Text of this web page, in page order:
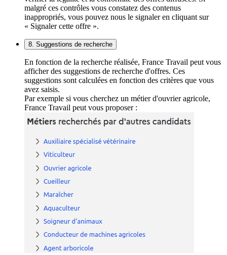
malgré ces contrôles vous constatez des contenus
inappropriés, vous pouvez nous le signaler en cliquant sur
« Signaler cette offre ».
8. Suggestions de recherche
En fonction de la recherche réalisée, France Travail peut vous
afficher des suggestions de recherche d'offres. Ces
suggestions sont calculées en fonction des critères que vous
avez saisis.
Par exemple si vous cherchez un métier d'ouvrier agricole,
France Travail peut vous proposer :